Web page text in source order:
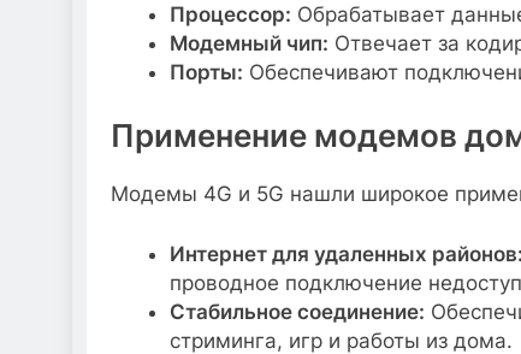
Процессор: Обрабатывает
Модемный чип: Отвечает за
Порты: Обеспечивают
Применение модемов
Модемы 4G и 5G нашли широкое
Интернет для удаленных районов:
проводное подключение
Стабильное соединение:
стриминга, игр и работы из дома.